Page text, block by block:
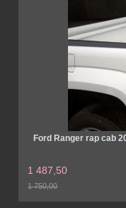
Ford Ranger rap cab
1 487,50
1 750,00